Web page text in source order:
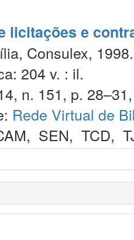
licitações e
Consulex, 1998.
204 v. : il.
n. 151, p.
Rede Virtual de
, SEN, TCD,